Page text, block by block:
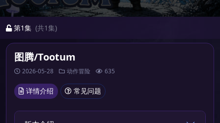
第1集 (共1集)
图腾/Tootum
2026-05-28 动作冒险 635
详情介绍 常见问题